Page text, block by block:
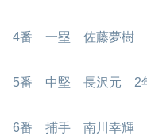
4番 一塁 佐藤夢樹
5番 中堅 長沢元 2
6番 捕手 南川幸輝